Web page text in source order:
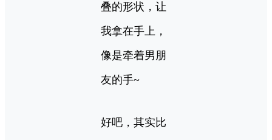
叠的形状，让
我拿在手上，
像是牵着男朋
友的手~
好吧，其实比